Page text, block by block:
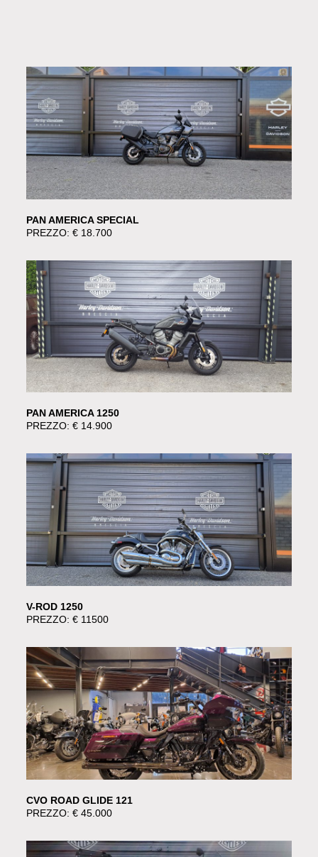
PAN AMERICA SPECIAL
PREZZO: € 18.700
PAN AMERICA 1250
PREZZO: € 14.900
V-ROD 1250
PREZZO: € 11500
CVO ROAD GLIDE 121
PREZZO: € 45.000